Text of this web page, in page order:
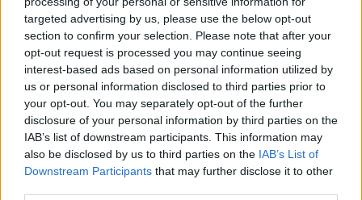
targeted advertising by us, please use the below opt-out
section to confirm your selection. Please note that after your
opt-out request is processed you may continue seeing
interest-based ads based on personal information utilized by
us or personal information disclosed to third parties prior to
your opt-out. You may separately opt-out of the further
disclosure of your personal information by third parties on the
IAB’s list of downstream participants. This information may
also be disclosed by us to third parties on the IAB’s List of
Downstream Participants that may further disclose it to other
a Napoli, parla dialetto locale e mantiene
rapporti con ONG partenopee.